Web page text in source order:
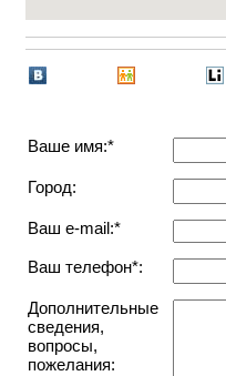
Ваше имя:*
Город:
Ваш e-mail:*
Ваш телефон*:
Дополнительные
сведения,
вопросы,
пожелания: